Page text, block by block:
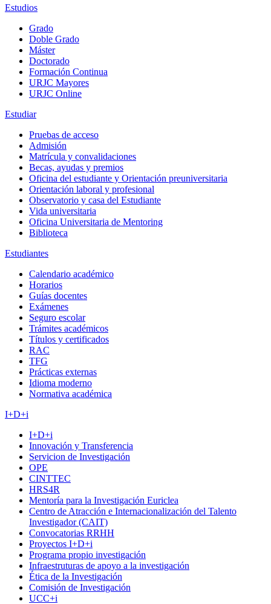
Estudios
Grado
Doble Grado
Máster
Doctorado
Formación Continua
URJC Mayores
URJC Online
Estudiar
Pruebas de acceso
Admisión
Matrícula y convalidaciones
Becas, ayudas y premios
Oficina del estudiante y Orientación preuniversitaria
Orientación laboral y profesional
Observatorio y casa del Estudiante
Vida universitaria
Oficina Universitaria de Mentoring
Biblioteca
Estudiantes
Calendario académico
Horarios
Guías docentes
Exámenes
Seguro escolar
Trámites académicos
Títulos y certificados
RAC
TFG
Prácticas externas
Idioma moderno
Normativa académica
I+D+i
I+D+i
Innovación y Transferencia
Servicion de Investigación
OPE
CINTTEC
HRS4R
Mentoría para la Investigación Euriclea
Centro de Atracción e Internacionalización del Talento
Investigador (CAIT)
Convocatorias RRHH
Proyectos I+D+i
Programa propio investigación
Infraestruturas de apoyo a la investigación
Ética de la Investigación
Comisión de Investigación
UCC+i